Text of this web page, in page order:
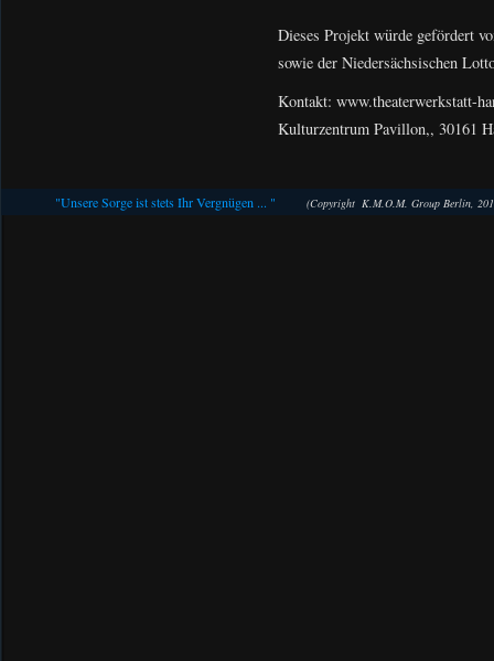
Dieses Projekt würde gefördert
sowie der Niedersächsischen
Kontakt: www.theaterwerkstatt-
Kulturzentrum Pavillon,, 30161
"Unsere Sorge ist stets Ihr Vergnügen ... " (Copyright K.M.O.M. Group Berlin,